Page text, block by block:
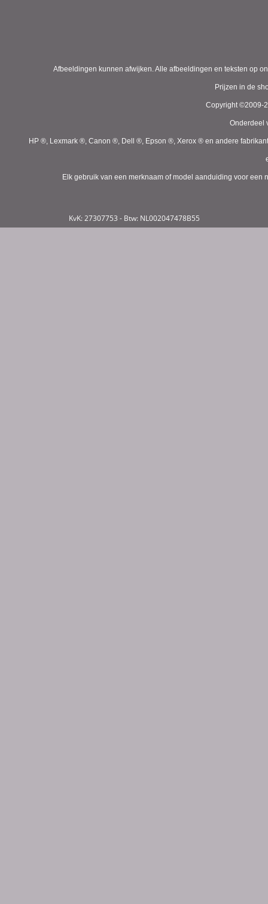
Afbeeldingen kunnen afwijken. Alle afbeeldingen en teksten op
Prijzen in de
Copyright ©2009-
Onderdeel
HP ®, Lexmark ®, Canon ®, Dell ®, Epson ®, Xerox ® en andere
Elk gebruik van een merknaam of model aanduiding voor
KvK: 27307753 - Btw: NL002047478B55